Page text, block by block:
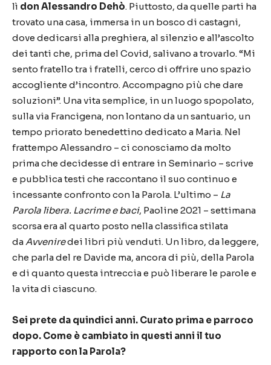
lì don Alessandro Dehò. Piuttosto, da quelle parti ha
trovato una casa, immersa in un bosco di castagni,
dove dedicarsi alla preghiera, al silenzio e all’ascolto
dei tanti che, prima del Covid, salivano a trovarlo. “Mi
sento fratello tra i fratelli, cerco di offrire uno spazio
accogliente d’incontro. Accompagno più che dare
soluzioni”. Una vita semplice, in un luogo spopolato,
sulla via Francigena, non lontano da un santuario, un
tempo priorato benedettino dedicato a Maria. Nel
frattempo Alessandro – ci conosciamo da molto
prima che decidesse di entrare in Seminario – scrive
e pubblica testi che raccontano il suo continuo e
incessante confronto con la Parola. L’ultimo – La
Parola libera. Lacrime e baci, Paoline 2021 – settimana
scorsa era al quarto posto nella classifica stilata
daAvveniredei libri più venduti. Un libro, da leggere,
che parla del re Davide ma, ancora di più, della Parola
e di quanto questa intreccia e può liberare le parole e
la vita di ciascuno.
Sei prete da quindici anni. Curato prima e parroco
dopo. Come è cambiato in questi anni il tuo
rapporto con la Parola?